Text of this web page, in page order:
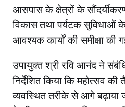
आसपास के क्षेत्रों के
विकास तथा पर्यटक सुविधाओं
आवश्यक कार्यों की समीक्षा की
उपायुक्त श्री रवि आनंद ने
निर्देशित किया कि महोत्सव की
व्यवस्थित तरीके से आगे बढ़ाया